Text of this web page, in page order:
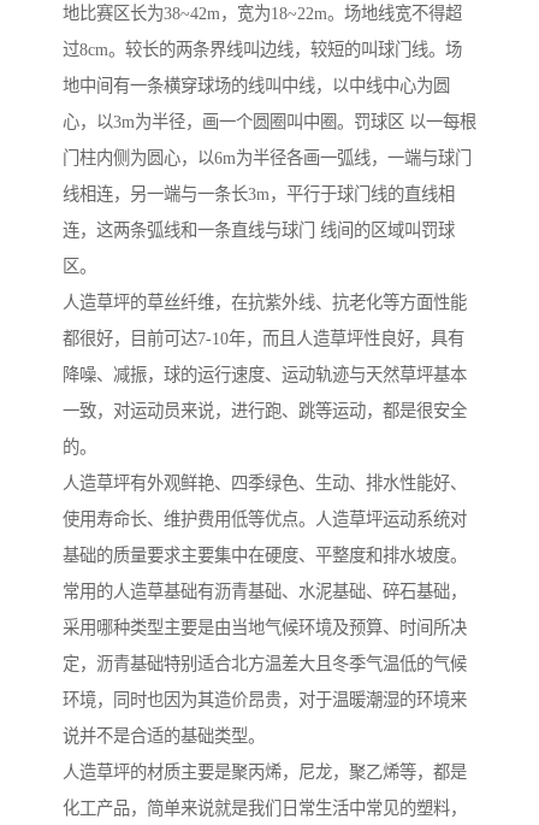
地比赛区长为38~42m，宽为18~22m。场地线宽不得超
过8cm。较长的两条界线叫边线，较短的叫球门线。场
地中间有一条横穿球场的线叫中线，以中线中心为圆
心，以3m为半径，画一个圆圈叫中圈。罚球区 以一每根
门柱内侧为圆心，以6m为半径各画一弧线，一端与球门
线相连，另一端与一条长3m，平行于球门线的直线相
连，这两条弧线和一条直线与球门 线间的区域叫罚球
区。
人造草坪的草丝纤维，在抗紫外线、抗老化等方面性能
都很好，目前可达7-10年，而且人造草坪性良好，具有
降噪、减振，球的运行速度、运动轨迹与天然草坪基本
一致，对运动员来说，进行跑、跳等运动，都是很安全
的。
人造草坪有外观鲜艳、四季绿色、生动、排水性能好、
使用寿命长、维护费用低等优点。人造草坪运动系统对
基础的质量要求主要集中在硬度、平整度和排水坡度。
常用的人造草基础有沥青基础、水泥基础、碎石基础，
采用哪种类型主要是由当地气候环境及预算、时间所决
定，沥青基础特别适合北方温差大且冬季气温低的气候
环境，同时也因为其造价昂贵，对于温暖潮湿的环境来
说并不是合适的基础类型。
人造草坪的材质主要是聚丙烯，尼龙，聚乙烯等，都是
化工产品，简单来说就是我们日常生活中常见的塑料，